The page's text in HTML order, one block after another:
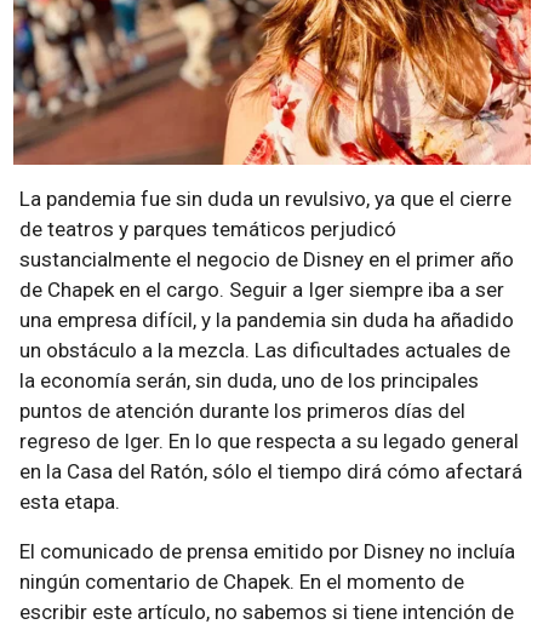
La pandemia fue sin duda un revulsivo, ya que el cierre
de teatros y parques temáticos perjudicó
sustancialmente el negocio de Disney en el primer año
de Chapek en el cargo. Seguir a Iger siempre iba a ser
una empresa difícil, y la pandemia sin duda ha añadido
un obstáculo a la mezcla. Las dificultades actuales de
la economía serán, sin duda, uno de los principales
puntos de atención durante los primeros días del
regreso de Iger. En lo que respecta a su legado general
en la Casa del Ratón, sólo el tiempo dirá cómo afectará
esta etapa.
El comunicado de prensa emitido por Disney no incluía
ningún comentario de Chapek. En el momento de
escribir este artículo, no sabemos si tiene intención de